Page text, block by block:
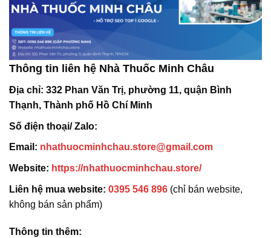
Thông tin liên hệ Nhà Thuốc Minh Châu
Địa chỉ: 332 Phan Văn Trị, phường 11, quận Bình
Thạnh, Thành phố Hồ Chí Minh
Số điện thoại/ Zalo:
Email: nhathuocminhchau.store@gmail.com
Website: https://nhathuocminhchau.store/
Liên hệ mua website: 0395 546 896 (chỉ bán website,
không bán sản phẩm)
Thông tin thêm: